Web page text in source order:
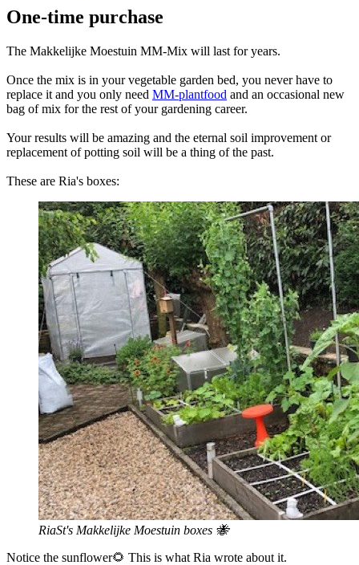
One-time purchase
The Makkelijke Moestuin MM-Mix will last for years.
Once the mix is in your vegetable garden bed, you never have to
replace it and you only need MM-plantfood and an occasional new
bag of mix for the rest of your gardening career.
Your results will be amazing and the eternal soil improvement or
replacement of potting soil will be a thing of the past.
These are Ria's boxes:
RiaSt's Makkelijke Moestuin boxes 🐝
Notice the sunflower🌻 This is what Ria wrote about it.